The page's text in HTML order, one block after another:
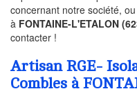
concernant notre société,
à FONTAINE-L'ETALON
contacter !
Artisan RGE-
Combles à